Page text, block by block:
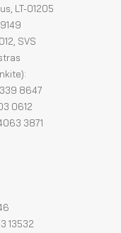
LT-01205
SVS
8647
0612
3871
13532